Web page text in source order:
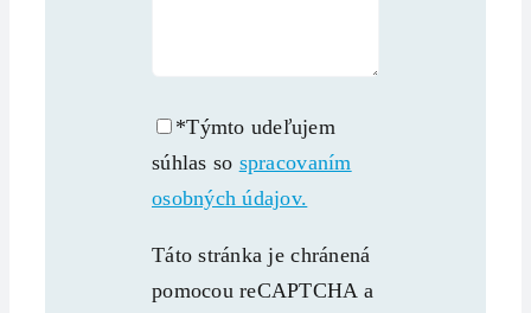
*Týmto udeľujem
súhlas so spracovaním
osobných údajov.
Táto stránka je chránená
pomocou reCAPTCHA a